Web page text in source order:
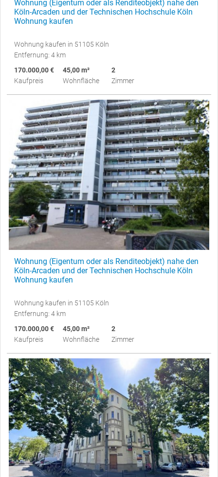
Wohnung (Eigentum oder als Renditeobjekt) nahe den
Köln-Arcaden und der Technischen Hochschule Köln
Wohnung kaufen
Wohnung kaufen in 51105 Köln
Entfernung: 4 km
170.000,00 €
Kaufpreis
45,00 m²
Wohnfläche
2
Zimmer
Wohnung (Eigentum oder als Renditeobjekt) nahe den
Köln-Arcaden und der Technischen Hochschule Köln
Wohnung kaufen
Wohnung kaufen in 51105 Köln
Entfernung: 4 km
170.000,00 €
Kaufpreis
45,00 m²
Wohnfläche
2
Zimmer